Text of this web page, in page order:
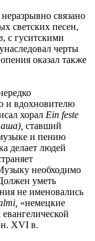
связано
светских песен,
, с гуситскими
черты
оказал также
вдохновителю
хорал Ein feste
ставший
и пению
делает людей
необходимо
уметь
не именовались
«немецкие
XVI в.